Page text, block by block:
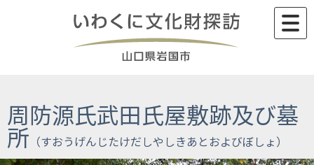
周防源氏武田氏屋敷跡及び墓
所